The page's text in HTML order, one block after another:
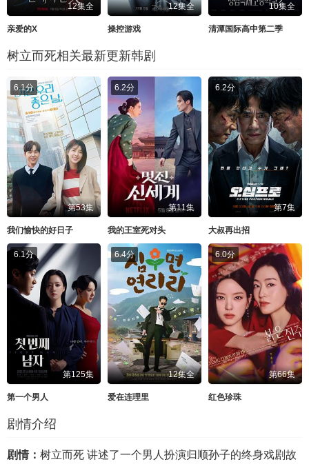
12集全
亲爱的X
12集全
操控游戏
10集全
清潭国际高中第二季
树立而死相关最新更新韩剧
6.1分
第53集
我们愉快的好日子
6.2分
第11集
我的王室死对头
6.2分
第7集
大叔再出招
6.1分
第125集
第一个男人
6.4分
12集全
爱在连理里
6.0分
第66集
红色珍珠
剧情介绍
剧情： 树立而死 讲述了一个男人扮演归顺孙子的终身戏剧故